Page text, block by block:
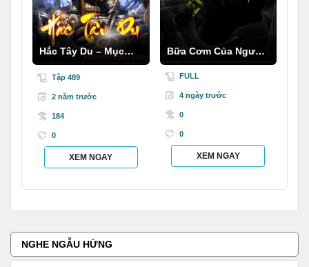
Hắc Tây Du – Mục
Thần Ký
Tập 489
2 năm trước
184
0
XEM NGAY
Bữa Cơm Của Người
C.hết
FULL
4 ngày trước
0
0
XEM NGAY
NGHE NGẪU HỨNG